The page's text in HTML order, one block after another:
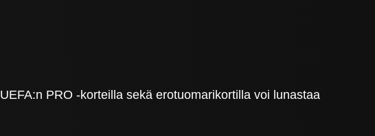
PRO -korteilla sekä erotuomarikortilla voi lunastaa